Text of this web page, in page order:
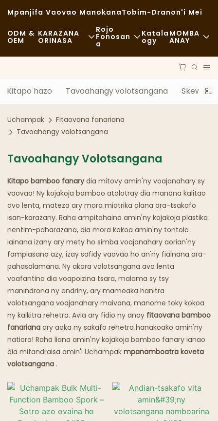
Mpanjifa Vaovao ManokanaTobim-Dranon'i Mei
ODM &
OEM
KARAZANA
ORINASA
Sakafo Matsiro
Kafe Sy Fivarotana Kafe
Fanaova-Mofo
Sotro Matavy
Trano Fisakafoanana Matoatoa
Rojo
Fonosan
A
Akora
DINGANA
TECHNOLOGY
Katala
Ogy
MOMBA
ANAY
Cases
Kitapo hazo Tavoahangy volotsangana Skewers
Uchampak
Fitaovana fanariana
Tavoahangy volotsangana
Tavoahangy Volotsangana
Kitapo bamboo fanarydia mitovy amin'ny voajanahary sy
vaovao! Ny kojakoja bamboo atolotray dia manana kalitao
avo lenta, mateza ary mora miatrika olana ara-tsakafo
isan-karazany. Raha ampitahaina amin'ny kojakoja plastika
nentim-paharazana, dia mora kokoa amin'ny tontolo
iainana izany ary mety ho simba voajanahary aorian'ny
fampiasana azy, izay safidy vaovao ho an'ny fiainana ara-
pahasalamana. Ny akora volotsangana avo lenta
voafantina dia voapoizina tsara, malama sy tsy
manindrona ny endriny, ary mamoaka hanitra
volotsangana voajanahary maivana, manome toky kokoa
ny kaikitra rehetra. Avia ary fidio ny anay fitaovana bamboo
fanariana ary aoka ny sakafo rehetra hanakoako amin'ny
natiora! Raha liana amin'ny kojakoja bamboo fanary ianao
dia mifandraisa amin'i Uchampak mpanamboatra koveta
volotsangana .